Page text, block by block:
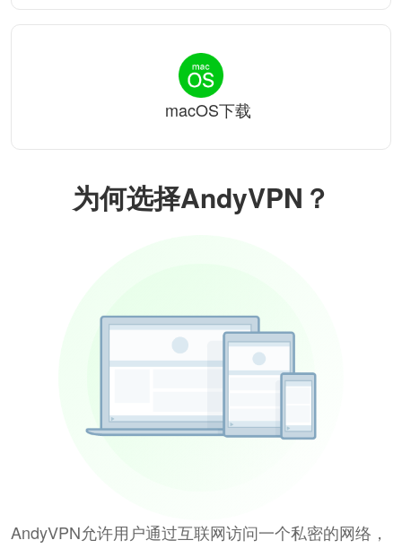
为何选择AndyVPN？
AndyVPN允许用户通过互联网访问一个私密的网络，
macOS下载